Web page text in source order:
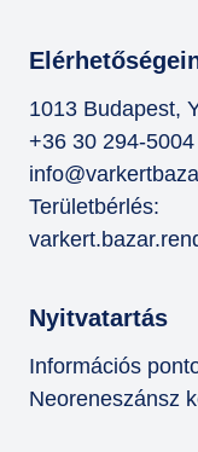
1013 Budapest,
+36 30 294-5004
Területbérlés:
Nyitvatartás
Információs
Neoreneszánsz